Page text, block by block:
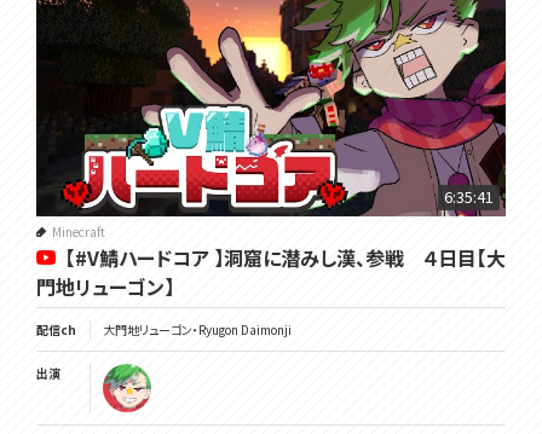
6:35:41
Minecraft
【#V鯖ハードコア 】洞窟に潜みし漢、参戦 ４日目【大
門地リューゴン】
配信ch 大門地リューゴン・Ryugon Daimonji
出演